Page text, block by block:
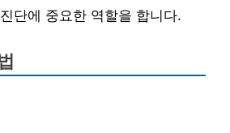
단에 중요한 역할을 합니다.